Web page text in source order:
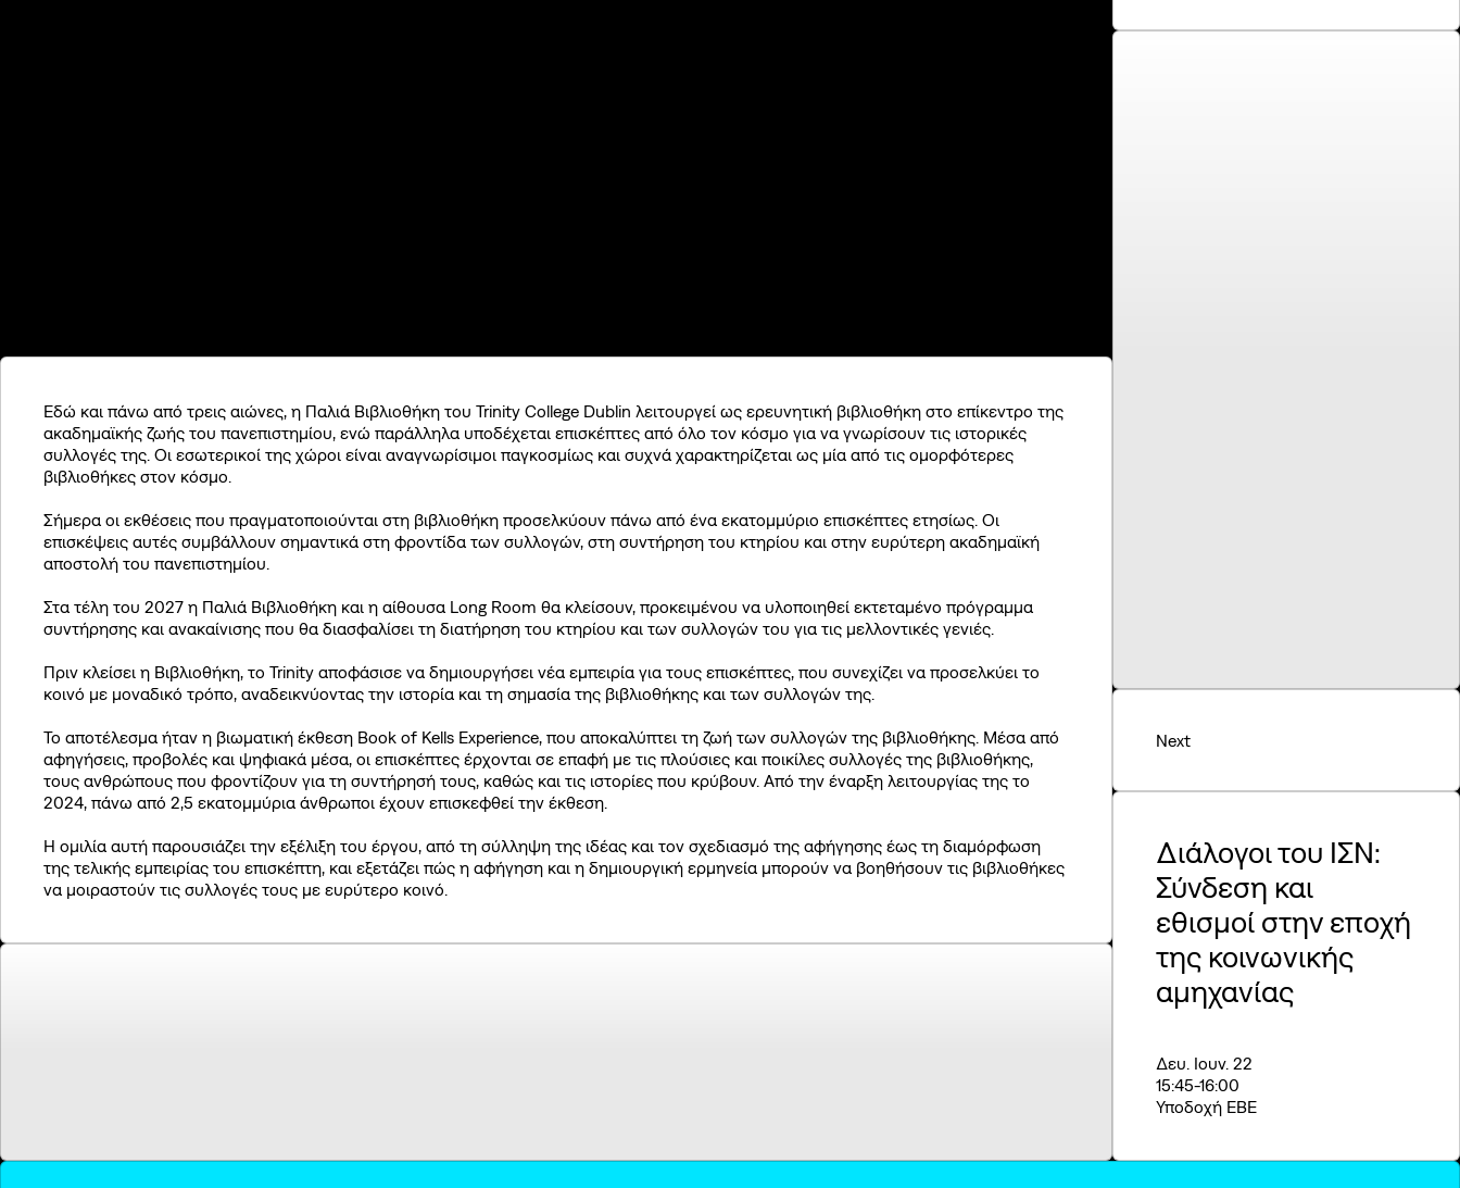
Εδώ και πάνω από τρεις αιώνες, η Παλιά Βιβλιοθήκη του Trinity College Dublin λειτουργεί ως ερευνητική βιβλιοθήκη στο επίκεντρο της
ακαδημαϊκής ζωής του πανεπιστημίου, ενώ παράλληλα υποδέχεται επισκέπτες από όλο τον κόσμο για να γνωρίσουν τις ιστορικές
συλλογές της. Οι εσωτερικοί της χώροι είναι αναγνωρίσιμοι παγκοσμίως και συχνά χαρακτηρίζεται ως μία από τις ομορφότερες
βιβλιοθήκες στον κόσμο.
Σήμερα οι εκθέσεις που πραγματοποιούνται στη βιβλιοθήκη προσελκύουν πάνω από ένα εκατομμύριο επισκέπτες ετησίως. Οι
επισκέψεις αυτές συμβάλλουν σημαντικά στη φροντίδα των συλλογών, στη συντήρηση του κτηρίου και στην ευρύτερη ακαδημαϊκή
αποστολή του πανεπιστημίου.
Στα τέλη του 2027 η Παλιά Βιβλιοθήκη και η αίθουσα Long Room θα κλείσουν, προκειμένου να υλοποιηθεί εκτεταμένο πρόγραμμα
συντήρησης και ανακαίνισης που θα διασφαλίσει τη διατήρηση του κτηρίου και των συλλογών του για τις μελλοντικές γενιές.
Πριν κλείσει η Βιβλιοθήκη, το Trinity αποφάσισε να δημιουργήσει νέα εμπειρία για τους επισκέπτες, που συνεχίζει να προσελκύει το
κοινό με μοναδικό τρόπο, αναδεικνύοντας την ιστορία και τη σημασία της βιβλιοθήκης και των συλλογών της.
Το αποτέλεσμα ήταν η βιωματική έκθεση Book of Kells Experience, που αποκαλύπτει τη ζωή των συλλογών της βιβλιοθήκης. Μέσα από
αφηγήσεις, προβολές και ψηφιακά μέσα, οι επισκέπτες έρχονται σε επαφή με τις πλούσιες και ποικίλες συλλογές της βιβλιοθήκης,
τους ανθρώπους που φροντίζουν για τη συντήρησή τους, καθώς και τις ιστορίες που κρύβουν. Από την έναρξη λειτουργίας της το
2024, πάνω από 2,5 εκατομμύρια άνθρωποι έχουν επισκεφθεί την έκθεση.
Η ομιλία αυτή παρουσιάζει την εξέλιξη του έργου, από τη σύλληψη της ιδέας και τον σχεδιασμό της αφήγησης έως τη διαμόρφωση
της τελικής εμπειρίας του επισκέπτη, και εξετάζει πώς η αφήγηση και η δημιουργική ερμηνεία μπορούν να βοηθήσουν τις βιβλιοθήκες
να μοιραστούν τις συλλογές τους με ευρύτερο κοινό.
Next
Διάλογοι του ΙΣΝ:
Σύνδεση και
εθισμοί στην εποχή
της κοινωνικής
αμηχανίας
Δευ. Ιουν. 22
15:45-16:00
Υποδοχή ΕΒΕ